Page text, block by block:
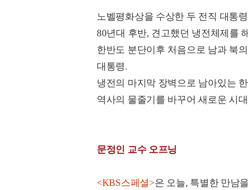
노벨평화상을 수상한 두 전직 대통
80년대 후반, 견고했던 냉전체제를
한반도 분단이후 처음으로 남과 북
대통령.
냉전의 마지막 장벽으로 남아있는
역사의 물줄기를 바꾸어 새로운 시
문정인 교수 오프닝
<KBS스페셜>은 오늘, 특별한 만남